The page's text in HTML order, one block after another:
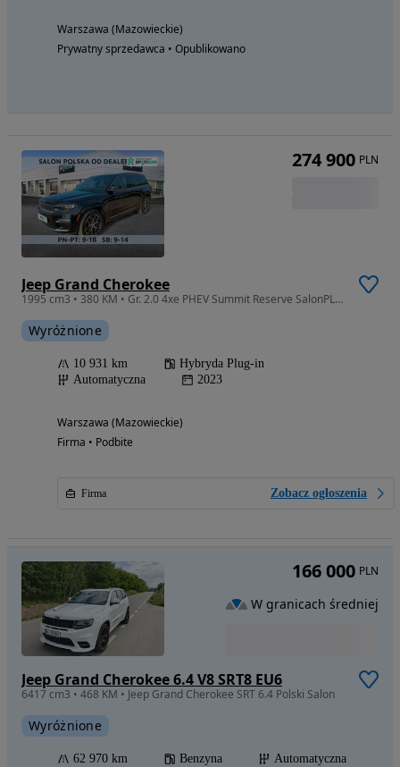
Warszawa (Mazowieckie)
Prywatny sprzedawca • Opublikowano
Jeep Grand Cherokee
1995 cm3 • 380 KM • Gr. 2.0 4xe PHEV Summit Reserve SalonPL FVat Full Od Ręki Zadbany
Wyróżnione
10 931 km
Hybryda Plug-in
Automatyczna
2023
Warszawa (Mazowieckie)
Firma • Podbite
Firma Zobacz ogłoszenia
274 900 PLN
Jeep Grand Cherokee 6.4 V8 SRT8 EU6
6417 cm3 • 468 KM • Jeep Grand Cherokee SRT 6.4 Polski Salon
Wyróżnione
62 970 km Benzyna
Automatyczna
166 000 PLN
W granicach średniej